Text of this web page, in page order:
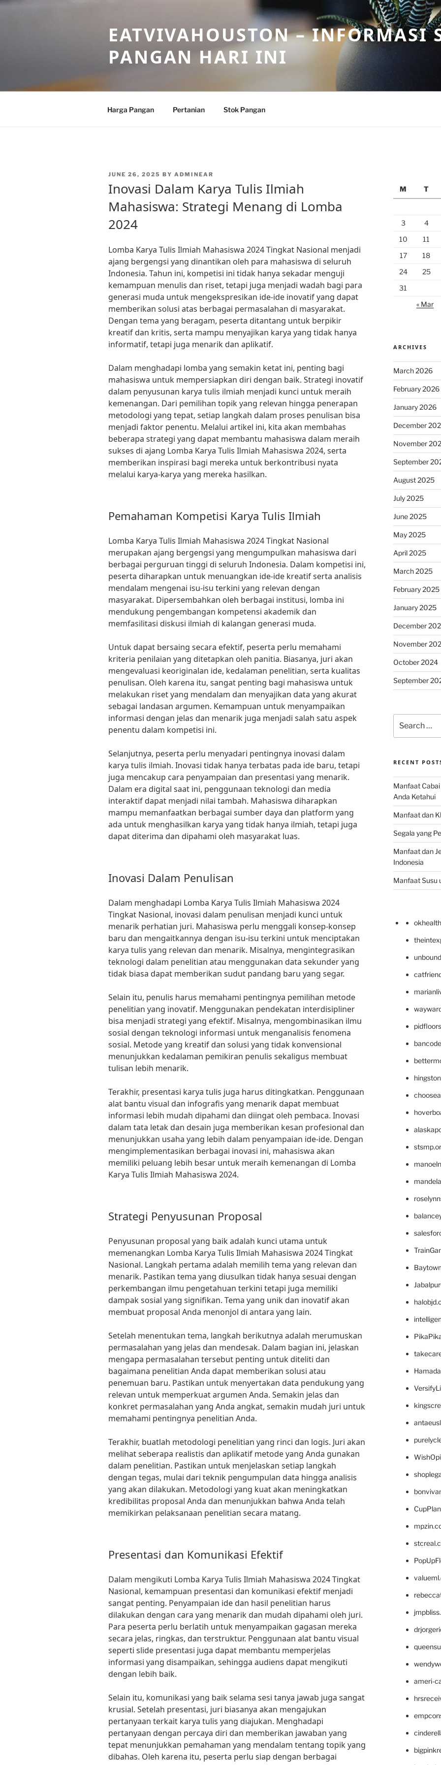
Skip
EATVIVAHOUSTON – INFORMASI
PANGAN HARI INI
Harga Pangan Pertanian Stok Pangan
POSTED
JUNE 26, 2025 BY ADMINEAR
Inovasi Dalam Karya Tulis Ilmiah
Mahasiswa: Strategi Menang di Lomba
2024
Lomba Karya Tulis Ilmiah Mahasiswa 2024 Tingkat Nasional menjadi
ajang bergengsi yang dinantikan oleh para mahasiswa di seluruh
Indonesia. Tahun ini, kompetisi ini tidak hanya sekadar menguji
kemampuan menulis dan riset, tetapi juga menjadi wadah bagi para
generasi muda untuk mengekspresikan ide-ide inovatif yang dapat
memberikan solusi atas berbagai permasalahan di masyarakat.
Dengan tema yang beragam, peserta ditantang untuk berpikir
kreatif dan kritis, serta mampu menyajikan karya yang tidak hanya
informatif, tetapi juga menarik dan aplikatif.
Dalam menghadapi lomba yang semakin ketat ini, penting bagi
mahasiswa untuk mempersiapkan diri dengan baik. Strategi inovatif
dalam penyusunan karya tulis ilmiah menjadi kunci untuk meraih
kemenangan. Dari pemilihan topik yang relevan hingga penerapan
metodologi yang tepat, setiap langkah dalam proses penulisan bisa
menjadi faktor penentu. Melalui artikel ini, kita akan membahas
beberapa strategi yang dapat membantu mahasiswa dalam meraih
sukses di ajang Lomba Karya Tulis Ilmiah Mahasiswa 2024, serta
memberikan inspirasi bagi mereka untuk berkontribusi nyata
melalui karya-karya yang mereka hasilkan.
Pemahaman Kompetisi Karya Tulis Ilmiah
Lomba Karya Tulis Ilmiah Mahasiswa 2024 Tingkat Nasional
merupakan ajang bergengsi yang mengumpulkan mahasiswa dari
berbagai perguruan tinggi di seluruh Indonesia. Dalam kompetisi ini,
peserta diharapkan untuk menuangkan ide-ide kreatif serta analisis
mendalam mengenai isu-isu terkini yang relevan dengan
masyarakat. Dipersembahkan oleh berbagai institusi, lomba ini
mendukung pengembangan kompetensi akademik dan
memfasilitasi diskusi ilmiah di kalangan generasi muda.
Untuk dapat bersaing secara efektif, peserta perlu memahami
kriteria penilaian yang ditetapkan oleh panitia. Biasanya, juri akan
mengevaluasi keoriginalan ide, kedalaman penelitian, serta kualitas
penulisan. Oleh karena itu, sangat penting bagi mahasiswa untuk
melakukan riset yang mendalam dan menyajikan data yang akurat
sebagai landasan argumen. Kemampuan untuk menyampaikan
informasi dengan jelas dan menarik juga menjadi salah satu aspek
penentu dalam kompetisi ini.
Selanjutnya, peserta perlu menyadari pentingnya inovasi dalam
karya tulis ilmiah. Inovasi tidak hanya terbatas pada ide baru, tetapi
juga mencakup cara penyampaian dan presentasi yang menarik.
Dalam era digital saat ini, penggunaan teknologi dan media
interaktif dapat menjadi nilai tambah. Mahasiswa diharapkan
mampu memanfaatkan berbagai sumber daya dan platform yang
ada untuk menghasilkan karya yang tidak hanya ilmiah, tetapi juga
dapat diterima dan dipahami oleh masyarakat luas.
Inovasi Dalam Penulisan
Dalam menghadapi Lomba Karya Tulis Ilmiah Mahasiswa 2024
Tingkat Nasional, inovasi dalam penulisan menjadi kunci untuk
menarik perhatian juri. Mahasiswa perlu menggali konsep-konsep
baru dan mengaitkannya dengan isu-isu terkini untuk menciptakan
karya tulis yang relevan dan menarik. Misalnya, mengintegrasikan
teknologi dalam penelitian atau menggunakan data sekunder yang
tidak biasa dapat memberikan sudut pandang baru yang segar.
Selain itu, penulis harus memahami pentingnya pemilihan metode
penelitian yang inovatif. Menggunakan pendekatan interdisipliner
bisa menjadi strategi yang efektif. Misalnya, mengombinasikan ilmu
sosial dengan teknologi informasi untuk menganalisis fenomena
sosial. Metode yang kreatif dan solusi yang tidak konvensional
menunjukkan kedalaman pemikiran penulis sekaligus membuat
tulisan lebih menarik.
Terakhir, presentasi karya tulis juga harus ditingkatkan. Penggunaan
alat bantu visual dan infografis yang menarik dapat membuat
informasi lebih mudah dipahami dan diingat oleh pembaca. Inovasi
dalam tata letak dan desain juga memberikan kesan profesional dan
menunjukkan usaha yang lebih dalam penyampaian ide-ide. Dengan
mengimplementasikan berbagai inovasi ini, mahasiswa akan
memiliki peluang lebih besar untuk meraih kemenangan di Lomba
Karya Tulis Ilmiah Mahasiswa 2024.
Strategi Penyusunan Proposal
Penyusunan proposal yang baik adalah kunci utama untuk
memenangkan Lomba Karya Tulis Ilmiah Mahasiswa 2024 Tingkat
Nasional. Langkah pertama adalah memilih tema yang relevan dan
menarik. Pastikan tema yang diusulkan tidak hanya sesuai dengan
perkembangan ilmu pengetahuan terkini tetapi juga memiliki
dampak sosial yang signifikan. Tema yang unik dan inovatif akan
membuat proposal Anda menonjol di antara yang lain.
Setelah menentukan tema, langkah berikutnya adalah merumuskan
permasalahan yang jelas dan mendesak. Dalam bagian ini, jelaskan
mengapa permasalahan tersebut penting untuk diteliti dan
bagaimana penelitian Anda dapat memberikan solusi atau
penemuan baru. Pastikan untuk menyertakan data pendukung yang
relevan untuk memperkuat argumen Anda. Semakin jelas dan
konkret permasalahan yang Anda angkat, semakin mudah juri untuk
memahami pentingnya penelitian Anda.
Terakhir, buatlah metodologi penelitian yang rinci dan logis. Juri akan
melihat seberapa realistis dan aplikatif metode yang Anda gunakan
dalam penelitian. Pastikan untuk menjelaskan setiap langkah
dengan tegas, mulai dari teknik pengumpulan data hingga analisis
yang akan dilakukan. Metodologi yang kuat akan meningkatkan
kredibilitas proposal Anda dan menunjukkan bahwa Anda telah
memikirkan pelaksanaan penelitian secara matang.
Presentasi dan Komunikasi Efektif
Dalam mengikuti Lomba Karya Tulis Ilmiah Mahasiswa 2024 Tingkat
Nasional, kemampuan presentasi dan komunikasi efektif menjadi
sangat penting. Penyampaian ide dan hasil penelitian harus
dilakukan dengan cara yang menarik dan mudah dipahami oleh juri.
Para peserta perlu berlatih untuk menyampaikan gagasan mereka
secara jelas, ringkas, dan terstruktur. Penggunaan alat bantu visual
seperti slide presentasi juga dapat membantu memperjelas
informasi yang disampaikan, sehingga audiens dapat mengikuti
dengan lebih baik.
Selain itu, komunikasi yang baik selama sesi tanya jawab juga sangat
krusial. Setelah presentasi, juri biasanya akan mengajukan
pertanyaan terkait karya tulis yang diajukan. Menghadapi
pertanyaan dengan percaya diri dan memberikan jawaban yang
tepat menunjukkan pemahaman yang mendalam tentang topik yang
dibahas. Oleh karena itu, peserta perlu siap dengan berbagai
M
T
3
4
10
11
17
18
24
25
31
« Mar
ARCHIVES
March 2026
February 2026
January 2026
December
November
September
August 2025
July 2025
June 2025
May 2025
April 2025
March 2025
February 2025
January 2025
December
November
October 2024
September
for:
RECENT
Manfaat
Anda Ketahui
Manfaat dan
Segala yang
Manfaat dan
Indonesia
Manfaat Susu
ameri-